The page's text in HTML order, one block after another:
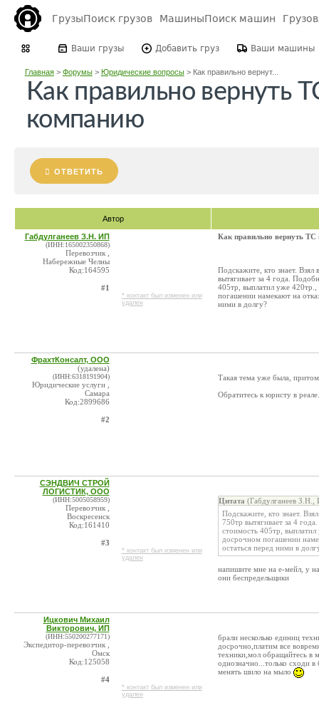
ГрузыПоиск грузов МашиныПоиск машин
Ваши грузы Добавить груз Ваши машины
Главная> Форумы> Юридические вопросы> Как правильно вернут...
Как правильно вернуть
компанию
ОТВЕТИТЬ
Автор
Габдулганеев З.Н. ИП
(ИНН:165002350868)
Перевозчик ,
Набережные Челны
Код:164595
#1
* контакт был изменен или
удален
Как правильно вернуть
Подскажите, кто знает.
вытягивает за 4 года.
405тр, выплатил уже
погашении намекают на
ними в долгу?
ФрахтКонсалт, ООО
(удалена)
(ИНН:6318191904)
Юридические услуги ,
Самара
Код:2899686
#2
Такая тема уже была,
Обратитесь к юристу в реале.
СЭНДВИЧ СТРОЙ
ЛОГИСТИК, ООО
(ИНН:5005058959)
Перевозчик ,
Воскресенск
Код:161410
#3
* контакт был изменен или
удален
Цитата (Габдулганеев
Подскажите, кто знает.
750тр вытягивает за 4
стоимость 405тр,
досрочном погашении
остаться перед ними в
напишите мне на е-мейл, у
они беспредельщики
Ицкович Михаил
Викторович, ИП
(ИНН:550200277171)
Экспедитор-перевозчик ,
Омск
Код:125058
#4
* контакт был изменен или
удален
брали несколько единиц
досрочно,платим все
техники,мол обращайтесь в
однозначно...только сходи
менять шило на мыло